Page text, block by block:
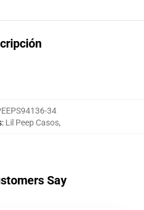
34
: Lil Peep Casos,
Say